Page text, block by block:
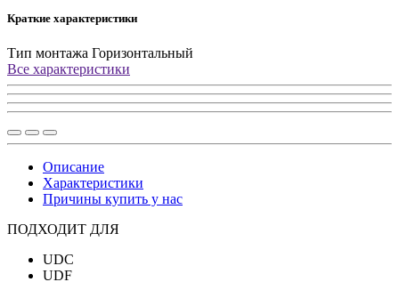
Краткие характеристики
Тип монтажа Горизонтальный
Все характеристики
Описание
Характеристики
Причины купить у нас
ПОДХОДИТ ДЛЯ
UDC
UDF